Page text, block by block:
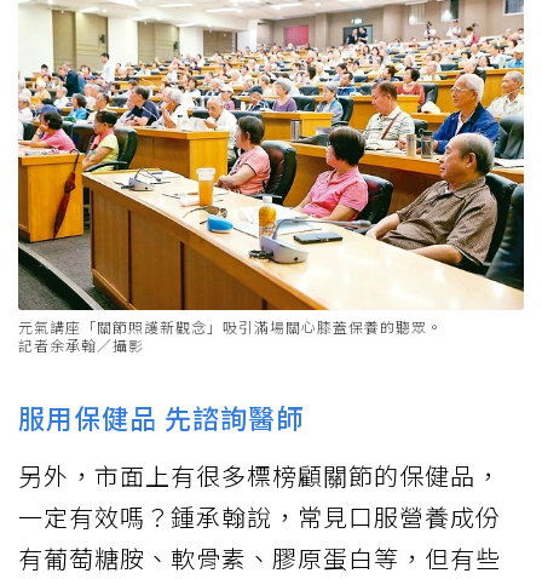
元氣講座「關節照護新觀念」吸引滿場關心膝蓋保養的聽眾。
記者余承翰／攝影
服用保健品 先諮詢醫師
另外，市面上有很多標榜顧關節的保健品，
一定有效嗎？鍾承翰說，常見口服營養成份
有葡萄糖胺、軟骨素、膠原蛋白等，但有些